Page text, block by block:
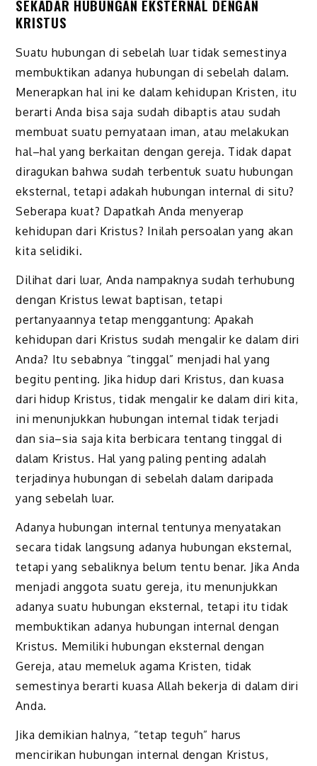
SEKADAR HUBUNGAN EKSTERNAL DENGAN
KRISTUS
Suatu hubungan di sebelah luar tidak semestinya
membuktikan adanya hubungan di sebelah dalam.
Menerapkan hal ini ke dalam kehidupan Kristen, itu
berarti Anda bisa saja sudah dibaptis atau sudah
membuat suatu pernyataan iman, atau melakukan
hal–hal yang berkaitan dengan gereja. Tidak dapat
diragukan bahwa sudah terbentuk suatu hubungan
eksternal, tetapi adakah hubungan internal di situ?
Seberapa kuat? Dapatkah Anda menyerap
kehidupan dari Kristus? Inilah persoalan yang akan
kita selidiki.
Dilihat dari luar, Anda nampaknya sudah terhubung
dengan Kristus lewat baptisan, tetapi
pertanyaannya tetap menggantung: Apakah
kehidupan dari Kristus sudah mengalir ke dalam diri
Anda? Itu sebabnya “tinggal” menjadi hal yang
begitu penting. Jika hidup dari Kristus, dan kuasa
dari hidup Kristus, tidak mengalir ke dalam diri kita,
ini menunjukkan hubungan internal tidak terjadi
dan sia–sia saja kita berbicara tentang tinggal di
dalam Kristus. Hal yang paling penting adalah
terjadinya hubungan di sebelah dalam daripada
yang sebelah luar.
Adanya hubungan internal tentunya menyatakan
secara tidak langsung adanya hubungan eksternal,
tetapi yang sebaliknya belum tentu benar. Jika Anda
menjadi anggota suatu gereja, itu menunjukkan
adanya suatu hubungan eksternal, tetapi itu tidak
membuktikan adanya hubungan internal dengan
Kristus. Memiliki hubungan eksternal dengan
Gereja, atau memeluk agama Kristen, tidak
semestinya berarti kuasa Allah bekerja di dalam diri
Anda.
Jika demikian halnya, “tetap teguh” harus
mencirikan hubungan internal dengan Kristus,